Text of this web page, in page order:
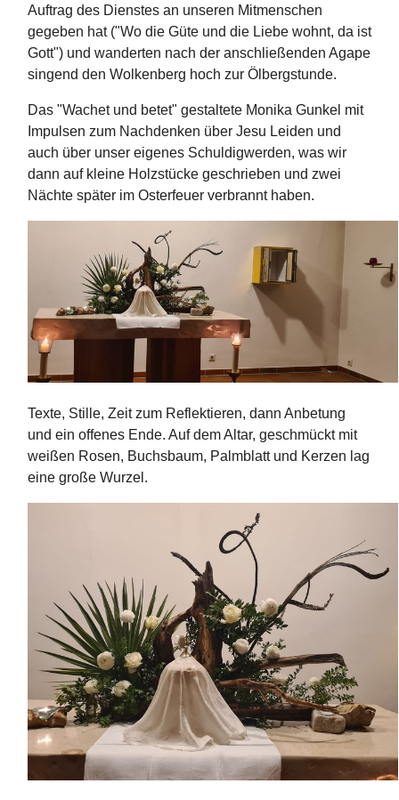
Auftrag des Dienstes an unseren Mitmenschen
gegeben hat ("Wo die Güte und die Liebe wohnt, da ist
Gott") und wanderten nach der anschließenden Agape
singend den Wolkenberg hoch zur Ölbergstunde.
Das "Wachet und betet" gestaltete Monika Gunkel mit
Impulsen zum Nachdenken über Jesu Leiden und
auch über unser eigenes Schuldigwerden, was wir
dann auf kleine Holzstücke geschrieben und zwei
Nächte später im Osterfeuer verbrannt haben.
Texte, Stille, Zeit zum Reflektieren, dann Anbetung
und ein offenes Ende. Auf dem Altar, geschmückt mit
weißen Rosen, Buchsbaum, Palmblatt und Kerzen lag
eine große Wurzel.